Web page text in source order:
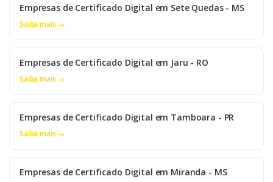
Empresas de Certificado Digital em Sete Quedas - MS
Saiba mais →
Empresas de Certificado Digital em Jaru - RO
Saiba mais →
Empresas de Certificado Digital em Tamboara - PR
Saiba mais →
Empresas de Certificado Digital em Miranda - MS